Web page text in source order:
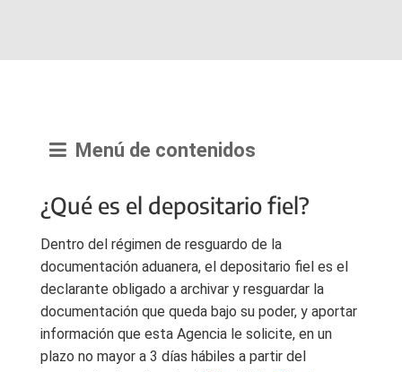
Menú de contenidos
¿Qué es el depositario fiel?
Dentro del régimen de resguardo de la
documentación aduanera, el depositario fiel es el
declarante obligado a archivar y resguardar la
documentación que queda bajo su poder, y aportar
información que esta Agencia le solicite, en un
plazo no mayor a 3 días hábiles a partir del